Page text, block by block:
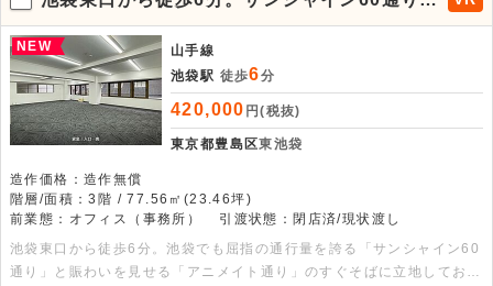
い。面積：各階37.26平米
アニメイト通り付近にてサービス店向けの物
件が出ました。
NEW
山手線
池袋駅 徒歩6分
420,000 円(税抜)
東京都豊島区東池袋
造作価格：造作無償
階層/面積：3階 / 77.56㎡(23.46坪)
前業態：オフィス（事務所）
引渡状態：閉店済/現状渡し
池袋東口から徒歩6分。池袋でも屈指の通行量を誇る「サンシャイン60
通り」と賑わいを見せる「アニメイト通り」のすぐそばに立地してお